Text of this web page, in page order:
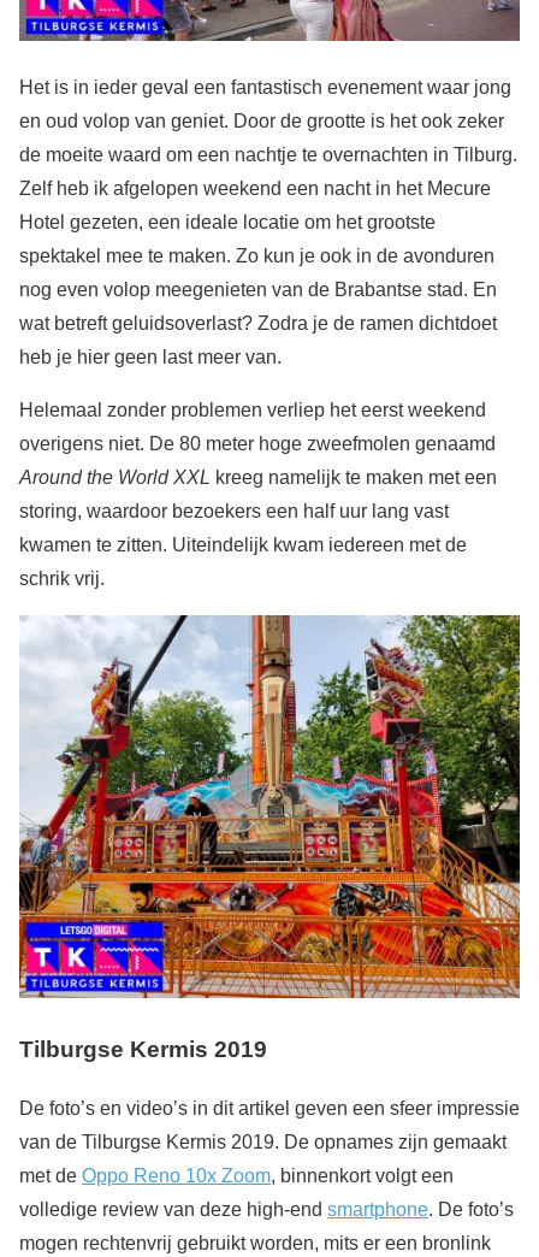
Het is in ieder geval een fantastisch evenement waar jong
en oud volop van geniet. Door de grootte is het ook zeker
de moeite waard om een nachtje te overnachten in Tilburg.
Zelf heb ik afgelopen weekend een nacht in het Mecure
Hotel gezeten, een ideale locatie om het grootste
spektakel mee te maken. Zo kun je ook in de avonduren
nog even volop meegenieten van de Brabantse stad. En
wat betreft geluidsoverlast? Zodra je de ramen dichtdoet
heb je hier geen last meer van.
Helemaal zonder problemen verliep het eerst weekend
overigens niet. De 80 meter hoge zweefmolen genaamd
Around the World XXL kreeg namelijk te maken met een
storing, waardoor bezoekers een half uur lang vast
kwamen te zitten. Uiteindelijk kwam iedereen met de
schrik vrij.
Tilburgse Kermis 2019
De foto’s en video’s in dit artikel geven een sfeer impressie
van de Tilburgse Kermis 2019. De opnames zijn gemaakt
met de Oppo Reno 10x Zoom, binnenkort volgt een
volledige review van deze high-end smartphone. De foto’s
mogen rechtenvrij gebruikt worden, mits er een bronlink